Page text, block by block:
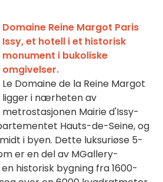
Domaine Reine Margot Paris
Issy, et hotell i et historisk
monument i bukoliske
omgivelser.
Le Domaine de la Reine Margot
ligger i nærheten av
metrostasjonen Mairie d'Issy-
Hauts-de-Seine, og
i byen. Dette luksuriøse 5-
er en del av MGallery-
historisk bygning fra 1600-